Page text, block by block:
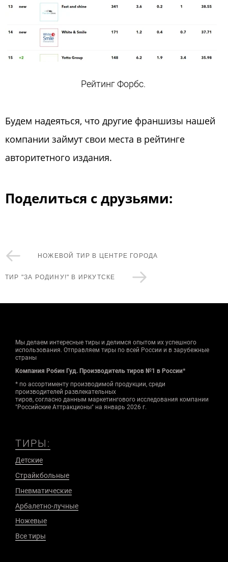
Рейтинг Форбс.
Будем надеяться, что другие франшизы нашей
компании займут свои места в рейтинге
авторитетного издания.
Поделиться с друзьями:
НОЖЕВОЙ ТИР В ЦЕНТРЕ ГОРОДА
ТИР "ЗА РОДИНУ!" В ИРКУТСКЕ
Мы делаем интересные тиры и делимся опытом их успешного
использования. Отправляем тиры по всей России и в зарубежные
страны
Компания Робин Гуд. Производитель тиров №1 в России*
* по ассортименту производимой продукции, среди
производителей развлекательных
тиров, согласно данным маркетингового исследования компании
"Российские Аттракционы" на январь 2026 г.
ТИРЫ:
Детские
Страйкбольные
Пневматические
Арбалетно-лучные
Ножевые
Все тиры